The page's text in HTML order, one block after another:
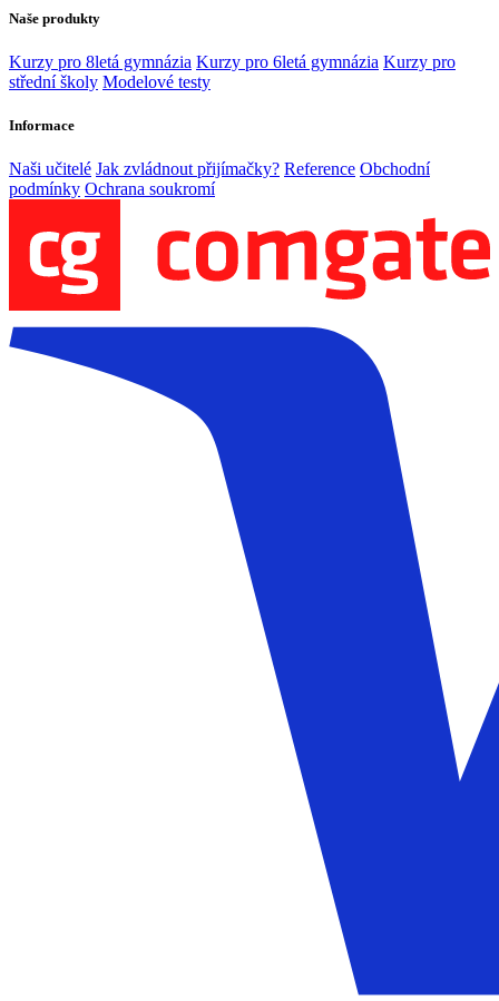
Naše produkty
Kurzy pro 8letá gymnázia Kurzy pro 6letá gymnázia Kurzy pro
střední školy Modelové testy
Informace
Naši učitelé Jak zvládnout přijímačky? Reference Obchodní
podmínky Ochrana soukromí